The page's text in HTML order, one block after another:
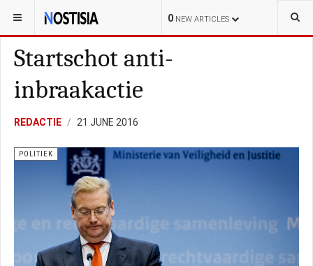
0 NEW ARTICLES
YOU ARE HERE: NEDERLAND POLITIEK
Startschot anti-
inbraakactie
REDACTIE 21 JUNE 2016
POLITIEK